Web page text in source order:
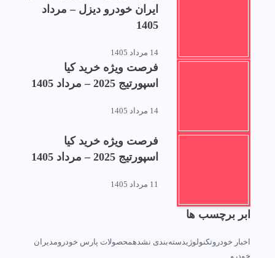
ایران خودرو دیزل – مرداد
1405
14 مرداد 1405
فرصت ویژه خرید کیا
اسپورتیج 2025 – مرداد 1405
14 مرداد 1405
فرصت ویژه خرید کیا
اسپورتیج 2025 – مرداد 1405
11 مرداد 1405
ابر برچسب ها
اخبار خودروتکنولوژیدسته‌بندی نشدهمحصولات پارس خودرومدیران
خودرو